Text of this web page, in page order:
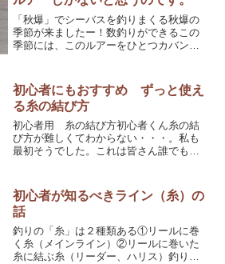
「秋爆」でシーバスを釣りまくる秋爆の
季節が来ましたー！数釣りができるこの
季節には、このルアーをひとつカバンに
11(function(b,c,f,g,a,d,e){b.Moshi...
初心者にもおすすめ ずっと使え
る糸の結び方
初心者用 糸の結び方初心者くん糸の結
び方が難しくてわからない・・・。私も
最初そうでした。これは皆さん誰でも通
引っ張るときに、手を切らないように注
意してください。細い...
初心者が知るべきライン（糸）の
話
釣りの「糸」は２種類ある①リールに巻
く糸（メインライン）②リールに巻いた
糸に結ぶ糸（リーダー、ハリス）釣りに